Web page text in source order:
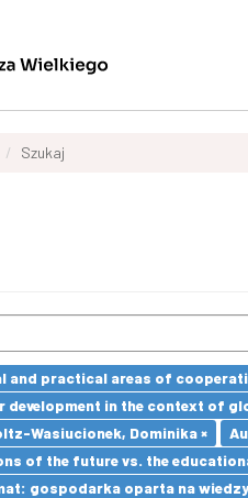
Szukaj
and practical areas of
development in the context of
Wasiucionek, Dominika ×
of the future vs. the
gospodarka oparta na